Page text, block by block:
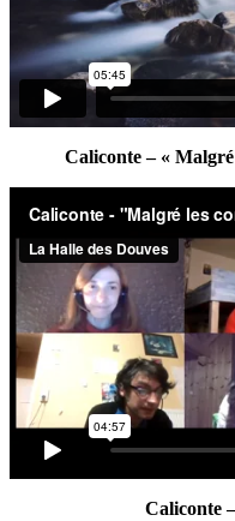
Caliconte – «
Caliconte